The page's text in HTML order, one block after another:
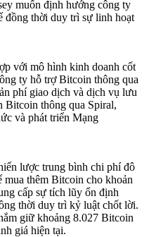
muốn định hướng công ty
đồng thời duy trì sự linh hoạt
với mô hình kinh doanh cốt
ty hỗ trợ Bitcoin thông qua
phí giao dịch và dịch vụ lưu
Bitcoin thông qua Spiral,
và phát triển Mạng
lược trung bình chi phí đô
thêm Bitcoin cho khoản
cấp sự tích lũy ổn định
thời duy trì kỷ luật chốt lời.
giữ khoảng 8.027 Bitcoin
giá hiện tại.